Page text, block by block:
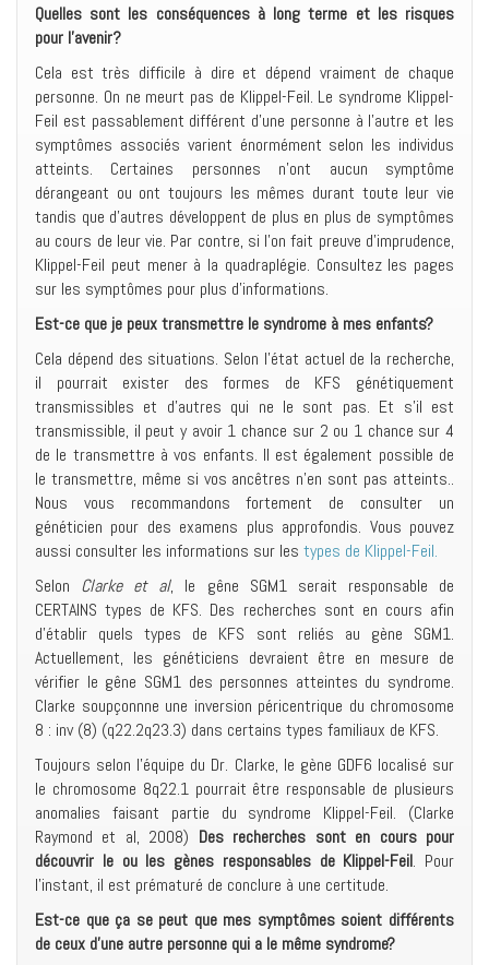
Quelles sont les conséquences à long terme et les risques
pour l’avenir?
Cela est très difficile à dire et dépend vraiment de chaque
personne. On ne meurt pas de Klippel-Feil. Le syndrome Klippel-
Feil est passablement différent d’une personne à l’autre et les
symptômes associés varient énormément selon les individus
atteints. Certaines personnes n’ont aucun symptôme
dérangeant ou ont toujours les mêmes durant toute leur vie
tandis que d’autres développent de plus en plus de symptômes
au cours de leur vie. Par contre, si l’on fait preuve d’imprudence,
Klippel-Feil peut mener à la quadraplégie. Consultez les pages
sur les symptômes pour plus d’informations.
Est-ce que je peux transmettre le syndrome à mes enfants?
Cela dépend des situations. Selon l’état actuel de la recherche,
il pourrait exister des formes de KFS génétiquement
transmissibles et d’autres qui ne le sont pas. Et s’il est
transmissible, il peut y avoir 1 chance sur 2 ou 1 chance sur 4
de le transmettre à vos enfants. Il est également possible de
le transmettre, même si vos ancêtres n’en sont pas atteints..
Nous vous recommandons fortement de consulter un
généticien pour des examens plus approfondis. Vous pouvez
aussi consulter les informations sur les types de Klippel-Feil.
Selon Clarke et al, le gêne SGM1 serait responsable de
CERTAINS types de KFS. Des recherches sont en cours afin
d’établir quels types de KFS sont reliés au gène SGM1.
Actuellement, les généticiens devraient être en mesure de
vérifier le gêne SGM1 des personnes atteintes du syndrome.
Clarke soupçonnne une inversion péricentrique du chromosome
8 : inv (8) (q22.2q23.3) dans certains types familiaux de KFS.
Toujours selon l’équipe du Dr. Clarke, le gène GDF6 localisé sur
le chromosome 8q22.1 pourrait être responsable de plusieurs
anomalies faisant partie du syndrome Klippel-Feil. (Clarke
Raymond et al, 2008) Des recherches sont en cours pour
découvrir le ou les gènes responsables de Klippel-Feil. Pour
l’instant, il est prématuré de conclure à une certitude.
Est-ce que ça se peut que mes symptômes soient différents
de ceux d’une autre personne qui a le même syndrome?